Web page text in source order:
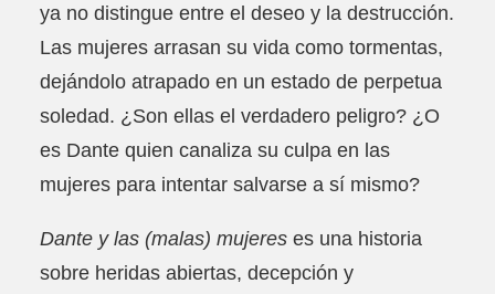
ya no distingue entre el deseo y la destrucción.
Las mujeres arrasan su vida como tormentas,
dejándolo atrapado en un estado de perpetua
soledad. ¿Son ellas el verdadero peligro? ¿O
es Dante quien canaliza su culpa en las
mujeres para intentar salvarse a sí mismo?
Dante y las (malas) mujeres es una historia
sobre heridas abiertas, decepción y